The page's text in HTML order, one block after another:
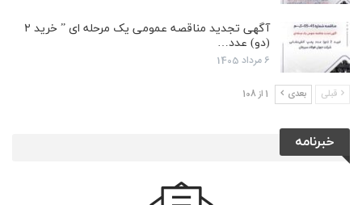
آگهی تجدید مناقصه عمومی یک مرحله ای ” خرید ۲
(دو) عدد…
6 مرداد 1405
قبلی بعدی 1 از 108
خبرنامه